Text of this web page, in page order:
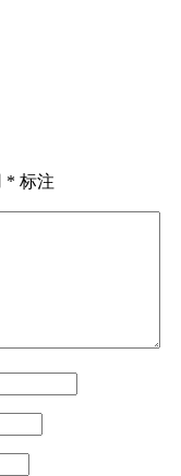
* 标注